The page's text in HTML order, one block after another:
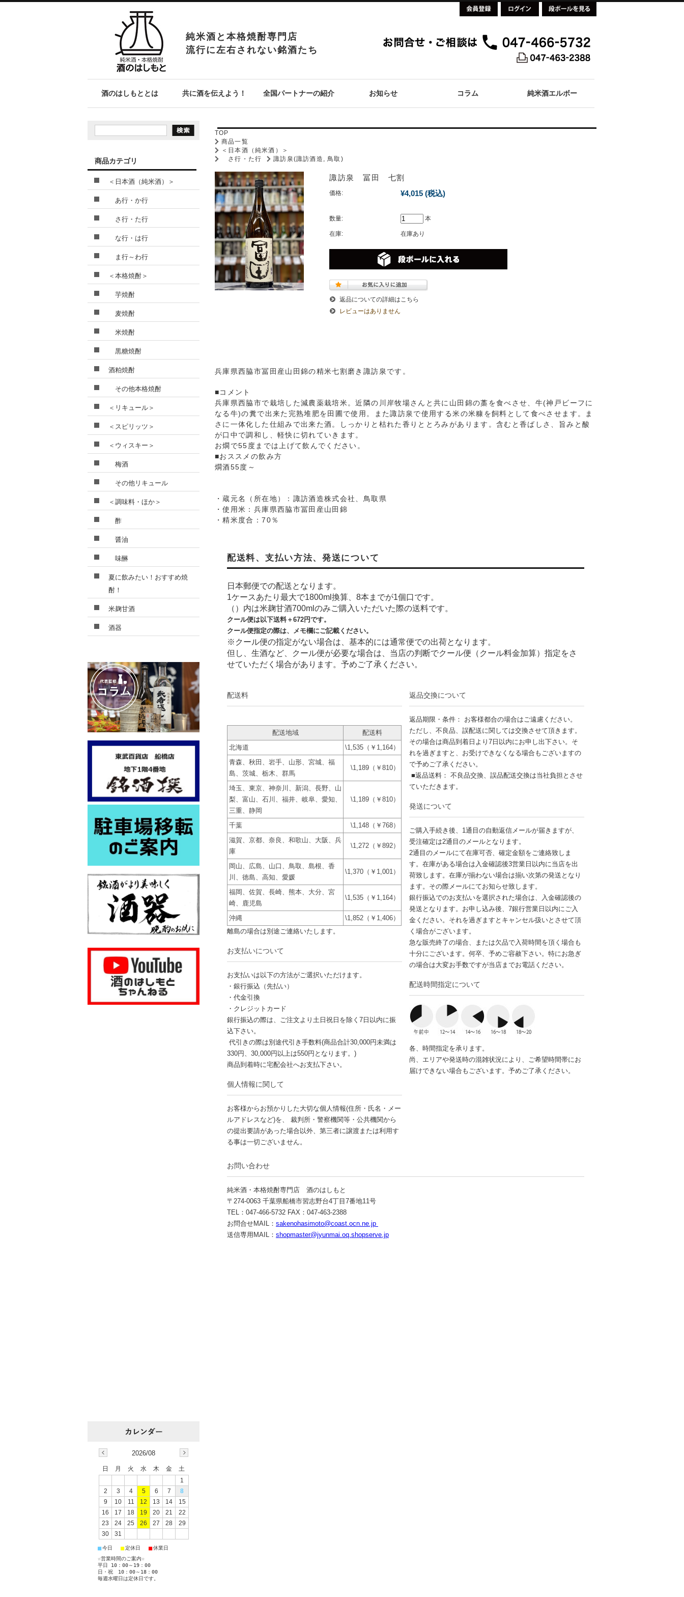
純米酒と本格焼酎専門店
流行に左右されない銘酒たち
酒のはしもととは 共に酒を伝えよう！ 全国パートナーの紹介 お知らせ コラム 純米酒エルボー
TOP
商品一覧
＜日本酒（純米酒）＞
さ行・た行
諏訪泉(諏訪酒造, 鳥取)
諏訪泉 冨田 七割
価格: ¥4,015 (税込)
数量: 本
在庫: 在庫あり
返品についての詳細はこちら
レビューはありません
兵庫県西脇市冨田産山田錦の精米七割磨き諏訪泉です。
■コメント
兵庫県西脇市で栽培した減農薬栽培米。近隣の川岸牧場さんと共に山田錦の藁を食べさせ、牛(神戸ビーフに
なる牛)の糞で出来た完熟堆肥を田圃で使用。また諏訪泉で使用する米の米糠を飼料として食べさせます。ま
さに一体化した仕組みで出来た酒。しっかりと枯れた香りととろみがあります。含むと香ばしさ、旨みと酸
が口中で調和し、軽快に切れていきます。
お燗で55度までは上げて飲んでください。
■おススメの飲み方
燗酒55度～
・蔵元名（所在地）：諏訪酒造株式会社、鳥取県
・使用米：兵庫県西脇市冨田産山田錦
・精米度合：70％
配送料、支払い方法、発送について
日本郵便での配送となります。
1ケースあたり最大で1800ml換算、8本までが1個口です。
（）内は米麹甘酒700mlのみご購入いただいた際の送料です。
クール便は以下送料＋672円です。
クール便指定の際は、メモ欄にご記載ください。
※クール便の指定がない場合は、基本的には通常便での出荷となります。
但し、生酒など、クール便が必要な場合は、当店の判断でクール便（クール料金加算）指定をさ
せていただく場合があります。予めご了承ください。
配送料
配送地域
配送料
北海道
\1,535（￥1,164）
青森、秋田、岩手、山形、宮城、福
島、茨城、栃木、群馬
\1,189（￥810）
埼玉、東京、神奈川、新潟、長野、山
梨、富山、石川、福井、岐阜、愛知、
三重、静岡
\1,189（￥810）
千葉
\1,148（￥768）
滋賀、京都、奈良、和歌山、大阪、兵
庫
\1,272（￥892）
岡山、広島、山口、鳥取、島根、香
川、徳島、高知、愛媛
\1,370（￥1,001）
福岡、佐賀、長崎、熊本、大分、宮
崎、鹿児島
\1,535（￥1,164）
沖縄
\1,852（￥1,406）
離島の場合は別途ご連絡いたします。
お支払いについて
お支払いは以下の方法がご選択いただけます。
・銀行振込（先払い）
・代金引換
・クレジットカード
銀行振込の際は、ご注文より土日祝日を除く7日以内に振
込下さい。
代引きの際は別途代引き手数料(商品合計30,000円未満は
330円、30,000円以上は550円となります。)
商品到着時に宅配会社へお支払下さい。
個人情報に関して
お客様からお預かりした大切な個人情報(住所・氏名・メー
ルアドレスなど)を、 裁判所・警察機関等・公共機関から
の提出要請があった場合以外、第三者に譲渡または利用す
る事は一切ございません。
返品交換について
返品期限・条件： お客様都合の場合はご遠慮ください。
ただし、不良品、誤配送に関しては交換させて頂きます。
その場合は商品到着日より7日以内にお申し出下さい。そ
れを過ぎますと、お受けできなくなる場合もございますの
で予めご了承ください。
■返品送料： 不良品交換、誤品配送交換は当社負担とさせ
ていただきます。
発送について
ご購入手続き後、1通目の自動返信メールが届きますが、
受注確定は2通目のメールとなります。
2通目のメールにて在庫可否、確定金額をご連絡致しま
す。在庫がある場合は入金確認後3営業日以内に当店を出
荷致します。在庫が揃わない場合は揃い次第の発送となり
ます。その際メールにてお知らせ致します。
銀行振込でのお支払いを選択された場合は、入金確認後の
発送となります。お申し込み後、7銀行営業日以内にご入
金ください。それを過ぎますとキャンセル扱いとさせて頂
く場合がございます。
急な販売終了の場合、または欠品で入荷時間を頂く場合も
十分にございます。何卒、予めご容赦下さい。特にお急ぎ
の場合は大変お手数ですが当店までお電話ください。
配送時間指定について
各、時間指定を承ります。
尚、エリアや発送時の混雑状況により、ご希望時間帯にお
届けできない場合もございます。予めご了承ください。
お問い合わせ
純米酒・本格焼酎専門店 酒のはしもと
〒274-0063 千葉県船橋市習志野台4丁目7番地11号
TEL：047-466-5732 FAX：047-463-2388
お問合せMAIL： sakenohasimoto@coast.ocn.ne.jp
送信専用MAIL： shopmaster@jyunmai.oq.shopserve.jp
商品カテゴリ
＜日本酒（純米酒）＞
あ行・か行
さ行・た行
な行・は行
ま行～わ行
＜本格焼酎＞
芋焼酎
麦焼酎
米焼酎
黒糖焼酎
酒粕焼酎
その他本格焼酎
＜リキュール＞
＜スピリッツ＞
＜ウィスキー＞
梅酒
その他リキュール
＜調味料・ほか＞
酢
醤油
味醂
夏に飲みたい！おすすめ焼
酎！
米麹甘酒
酒器
2026/08
日 月 火 水 木 金
土
1
2
3 4 5 6 7
8
9
10 11 12 13 14
15
16
17 18 19 20 21
22
23
24 25 26 27 28
29
30
31
■今日 ■定休日 ■休業日
☆営業時間のご案内☆
平日 10：00～19：00
日・祝 10：00～18：00
毎週水曜日は定休日です。